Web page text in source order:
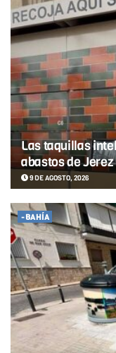
Las taquillas
abastos de
9 DE AGOSTO, 2026
-BAHÍA